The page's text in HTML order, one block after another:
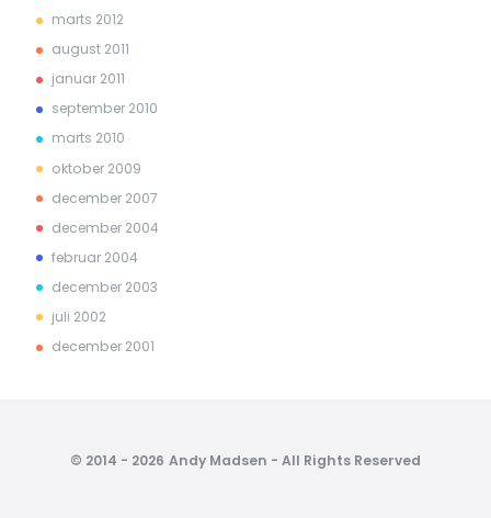
marts 2012
august 2011
januar 2011
september 2010
marts 2010
oktober 2009
december 2007
december 2004
februar 2004
december 2003
juli 2002
december 2001
© 2014 - 2026 Andy Madsen - All Rights Reserved